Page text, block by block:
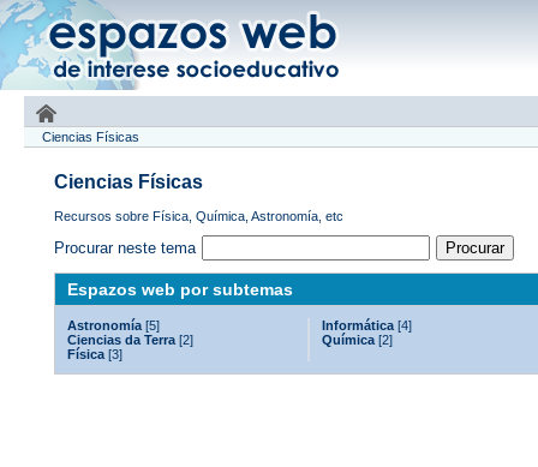
Ciencias Físicas
Ciencias Físicas
Recursos sobre Física, Química, Astronomía, etc
Procurar neste tema
Espazos web por subtemas
Astronomía [5]
Ciencias da Terra [2]
Física [3]
Informática [4]
Química [2]